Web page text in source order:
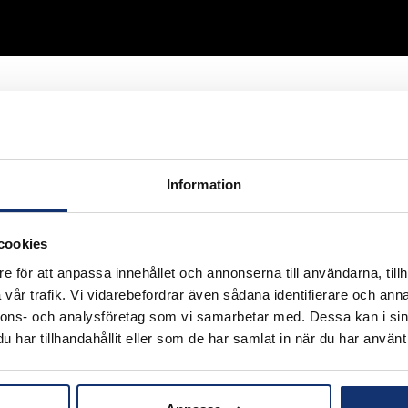
Information
för att anpassa innehållet och annonserna till användarna,
trafik. Vi vidarebefordrar även sådana identifierare och
och analysföretag som vi samarbetar med. Dessa kan i
har tillhandahållit eller som de har samlat in när du har